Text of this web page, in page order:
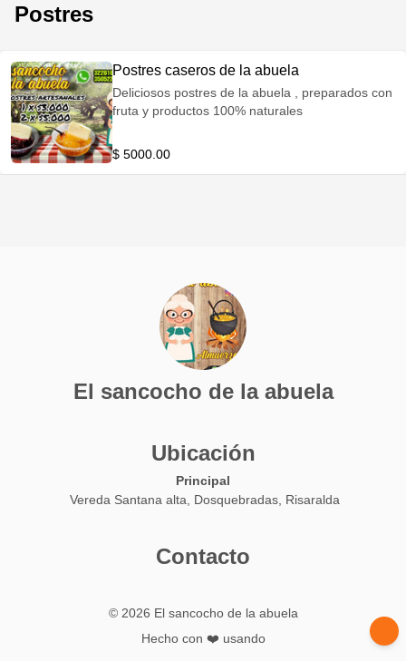
Postres
Postres caseros de la abuela
Deliciosos postres de la abuela , preparados con
fruta y productos 100% naturales
$ 5000.00
El sancocho de la abuela
Ubicación
Principal
Vereda Santana alta, Dosquebradas, Risaralda
Contacto
© 2026 El sancocho de la abuela
Hecho con ❤️ usando